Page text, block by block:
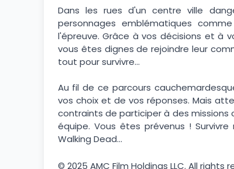
Dans les rues d'un centre ville
personnages emblématiques
l'épreuve. Grâce à vos décisions et à
vous êtes dignes de rejoindre leur
tout pour survivre...
Au fil de ce parcours
vos choix et de vos réponses. Mais
contraints de participer à des missions
équipe. Vous êtes prévenus !
Walking Dead...
© 2025 AMC Film Holdings LLC. All rights